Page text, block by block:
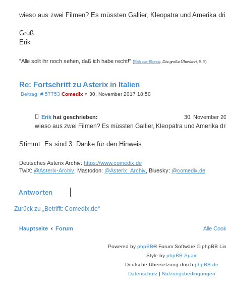
wieso aus zwei Filmen? Es müssten Gallier, Kleopatra und Amerika
Gruß
Erik
"Alle sollt ihr noch sehen, daß ich habe recht!" (Erik der Blonde, Die große Überfahrt, S. 5)
Re: Fortschritt zu Asterix in Italien
Beitrag: # 57753 B
r
a
g
Comedix » 30. November 2017 18:50
Erik hat geschrieben: 30. November
wieso aus zwei Filmen? Es müssten Gallier, Kleopatra und Amerika
Stimmt. Es sind 3. Danke für den Hinweis.
Deutsches Asterix Archiv: https://www.comedix.de
TwiX: @Asterix-Archiv , Mastodon: @Asterix_Archiv , Bluesky: @comedix.de
Antworten
Zurück zu „Betrifft: Comedix.de“
Hauptseite Forum Alle
Powered by phpBB® Forum Software © phpBB
Style by phpBB Spain
Deutsche Übersetzung durch phpBB.de
Datenschutz | Nutzungsbedingungen